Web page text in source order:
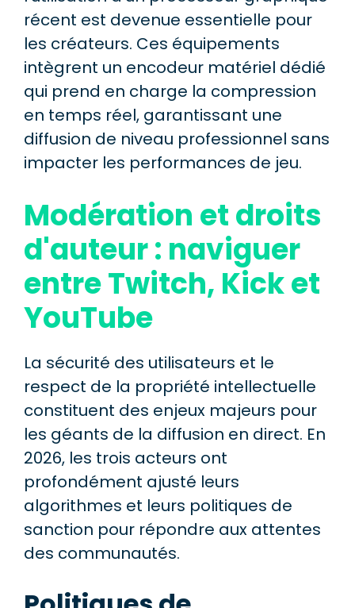
récent est devenue essentielle pour
les créateurs. Ces équipements
intègrent un encodeur matériel dédié
qui prend en charge la compression
en temps réel, garantissant une
diffusion de niveau professionnel sans
impacter les performances de jeu.
Modération et droits
d'auteur : naviguer
entre Twitch, Kick et
YouTube
La sécurité des utilisateurs et le
respect de la propriété intellectuelle
constituent des enjeux majeurs pour
les géants de la diffusion en direct. En
2026, les trois acteurs ont
profondément ajusté leurs
algorithmes et leurs politiques de
sanction pour répondre aux attentes
des communautés.